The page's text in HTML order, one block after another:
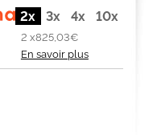
2x 3x 4x 10x
2 x825,03€
En savoir plus